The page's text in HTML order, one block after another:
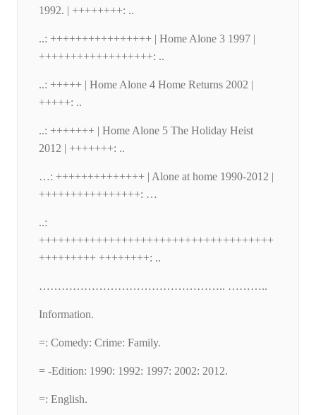
1992. | ++++++++: ..
..: ++++++++++++++++ | Home Alone 3 1997 |
++++++++++++++++++: ..
..: +++++ | Home Alone 4 Home Returns 2002 |
+++++: ..
..: +++++++ | Home Alone 5 The Holiday Heist
2012 | +++++++: ..
…: ++++++++++++++ | Alone at home 1990-2012 |
++++++++++++++++: …
..:
+++++++++++++++++++++++++++++++++++++
+++++++++ ++++++++: ..
………………………………………….. ………..
Information.
=: Comedy: Crime: Family.
= -Edition: 1990: 1992: 1997: 2002: 2012.
=: English.